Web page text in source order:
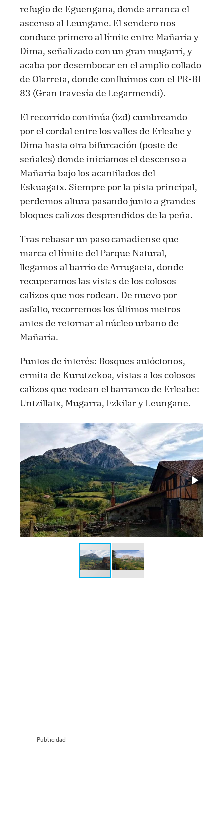
refugio de Eguengana, donde arranca el
ascenso al Leungane. El sendero nos
conduce primero al límite entre Mañaria y
Dima, señalizado con un gran mugarri, y
acaba por desembocar en el amplio collado
de Olarreta, donde confluimos con el PR-BI
83 (Gran travesía de Legarmendi).
El recorrido continúa (izd) cumbreando
por el cordal entre los valles de Erleabe y
Dima hasta otra bifurcación (poste de
señales) donde iniciamos el descenso a
Mañaria bajo los acantilados del
Eskuagatx. Siempre por la pista principal,
perdemos altura pasando junto a grandes
bloques calizos desprendidos de la peña.
Tras rebasar un paso canadiense que
marca el límite del Parque Natural,
llegamos al barrio de Arrugaeta, donde
recuperamos las vistas de los colosos
calizos que nos rodean. De nuevo por
asfalto, recorremos los últimos metros
antes de retornar al núcleo urbano de
Mañaria.
Puntos de interés: Bosques autóctonos,
ermita de Kurutzekoa, vistas a los colosos
calizos que rodean el barranco de Erleabe:
Untzillatx, Mugarra, Ezkilar y Leungane.
Publicidad